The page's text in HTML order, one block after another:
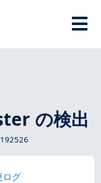
の検出
ログ